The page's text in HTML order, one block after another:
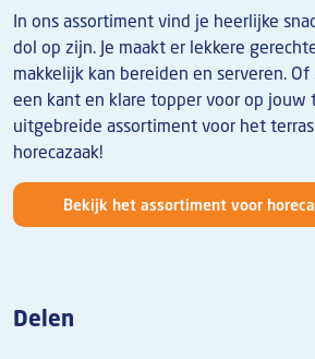
In ons assortiment vind je heerlijke
dol op zijn. Je maakt er lekkere
makkelijk kan bereiden en serveren.
een kant en klare topper voor op jouw
uitgebreide assortiment voor het
horecazaak!
Bekijk het assortiment voor
Delen